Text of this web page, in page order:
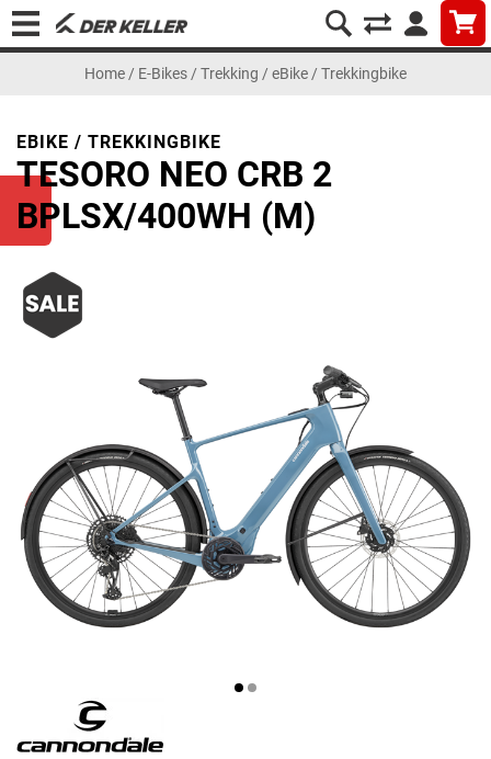
Home / E-Bikes / Trekking / eBike / Trekkingbike
EBIKE / TREKKINGBIKE
TESORO NEO CRB 2
BPLSX/400WH (M)